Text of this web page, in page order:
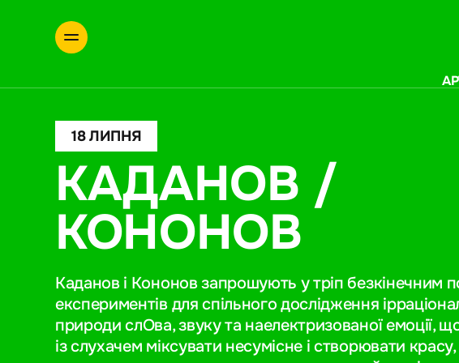
18 ЛИПНЯ
КАДАНОВ /
КОНОНОВ
Каданов і Кононов запрошують у тріп безкінечним
експериментів для спільного дослідження
природи слОва, звуку та наелектризованої емоції,
із слухачем міксувати несумісне і створювати красу,